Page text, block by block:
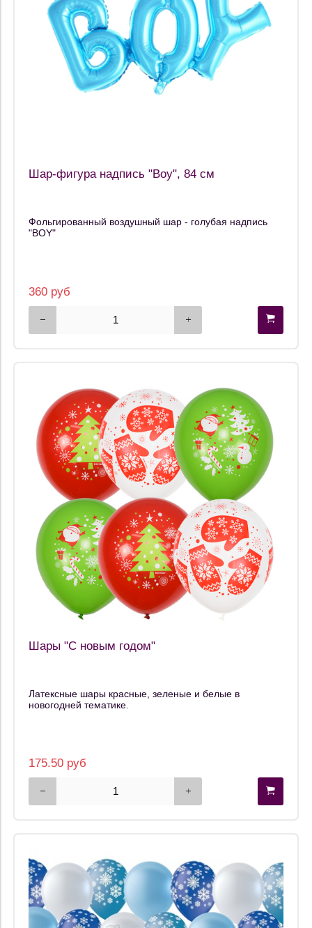
Шар-фигура надпись "Boy", 84 см
Фольгированный воздушный шар - голубая надпись
"BOY"
360 руб
Шары "С новым годом"
Латексные шары красные, зеленые и белые в
новогодней тематике.
175.50 руб